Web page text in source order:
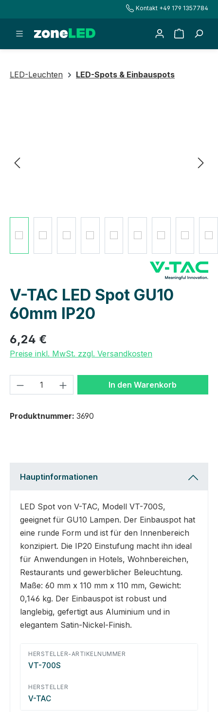
Kontakt +49 179 1357784
LED-Leuchten LED-Spots & Einbauspots
V-TAC LED Spot GU10
60mm IP20
6,24 €
Preise inkl. MwSt. zzgl. Versandkosten
Produkt Anzahl: Gib denIn den Warenkorb
Produktnummer: 3690
Hauptinformationen
LED Spot von V-TAC, Modell VT-700S,
geeignet für GU10 Lampen. Der Einbauspot hat
eine runde Form und ist für den Innenbereich
konzipiert. Die IP20 Einstufung macht ihn ideal
für Anwendungen in Hotels, Wohnbereichen,
Restaurants und gewerblicher Beleuchtung.
Maße: 60 mm x 110 mm x 110 mm, Gewicht:
0,146 kg. Der Einbauspot ist robust und
langlebig, gefertigt aus Aluminium und in
elegantem Satin-Nickel-Finish.
HERSTELLER-ARTIKELNUMMER
VT-700S
HERSTELLER
V-TAC